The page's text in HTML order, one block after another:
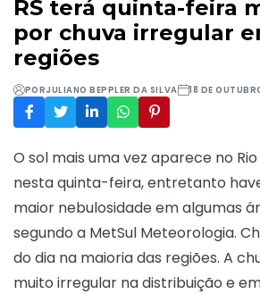
RS terá quinta-feira
por chuva irregular
regiões
PORJULIANO BEPPLER DA SILVA 18 DE
O sol mais uma vez aparece no
nesta quinta-feira, entretanto
maior nebulosidade em algumas
segundo a MetSul Meteorologia.
do dia na maioria das regiões. A
muito irregular na distribuição e